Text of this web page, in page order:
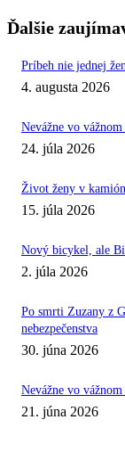
Ďalšie
Príbeh nie jednej
4. augusta 2026
Nevážne vo
24. júla 2026
Život ženy v
15. júla 2026
Nový bicykel, ale
2. júla 2026
Po smrti Zuzany z
nebezpečenstva
30. júna 2026
Nevážne vo
21. júna 2026